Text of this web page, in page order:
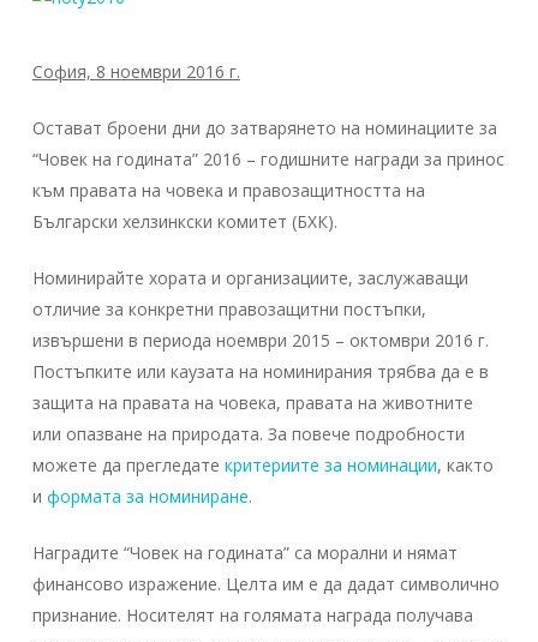
София, 8 ноември 2016 г.
Остават броени дни до затварянето на номинациите за
“Човек на годината” 2016 – годишните награди за принос
към правата на човека и правозащитността на
Български хелзинкски комитет (БХК).
Номинирайте хората и организациите, заслужаващи
отличие за конкретни правозащитни постъпки,
извършени в периода ноември 2015 – октомври 2016 г.
Постъпките или каузата на номинирания трябва да е в
защита на правата на човека, правата на животните
или опазване на природата. За повече подробности
можете да прегледате критериите за номинации, както
и формата за номиниране.
Наградите “Човек на годината” са морални и нямат
финансово изражение. Целта им e да дадат символично
признание. Носителят на голямата награда получава